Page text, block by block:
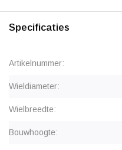
Korting vanaf 12 stuks
Specificaties
Artikelnummer:
Wieldiameter:
Wielbreedte:
Bouwhoogte: